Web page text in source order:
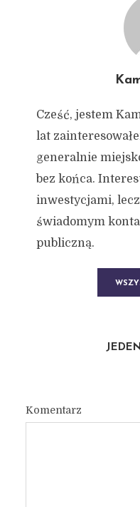
Cześć, jestem
lat
generalnie
bez końca.
inwestycjami,
świadomym
publiczną.
Komentarz